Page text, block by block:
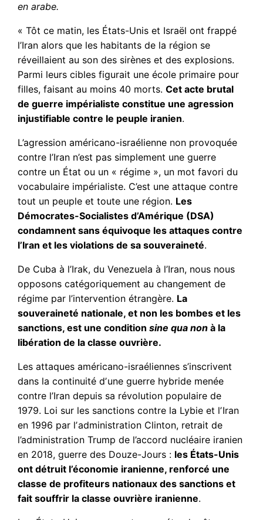
en arabe.
« Tôt ce matin, les États-Unis et Israël ont frappé
l’Iran alors que les habitants de la région se
réveillaient au son des sirènes et des explosions.
Parmi leurs cibles figurait une école primaire pour
filles, faisant au moins 40 morts.Cet acte brutal
de guerre impérialiste constitue une agression
injustifiable contre le peuple iranien.
L’agression américano-israélienne non provoquée
contre l’Iran n’est pas simplement une guerre
contre un État ou un « régime », un mot favori du
vocabulaire impérialiste. C’est une attaque contre
tout un peuple et toute une région. Les
Démocrates-Socialistes d’Amérique (DSA)
condamnent sans équivoque les attaques contre
l’Iran et les violations de sa souveraineté.
De Cuba à l’Irak, du Venezuela à l’Iran, nous nous
opposons catégoriquement au changement de
régime par l’intervention étrangère. La
souveraineté nationale, et non les bombes et les
sanctions, est une conditionsine qua non à la
libération de la classe ouvrière.
Les attaques américano-israéliennes s’inscrivent
dans la continuité dʼune guerre hybride menée
contre l’Iran depuis sa révolution populaire de
1979. Loi sur les sanctions contre la Lybie et lʼIran
en 1996 par lʼadministration Clinton, retrait de
l’administration Trump de l’accord nucléaire iranien
en 2018, guerre des Douze-Jours : les États-Unis
ont détruit l’économie iranienne, renforcé une
classe de profiteurs nationaux des sanctions et
fait souffrir la classe ouvrière iranienne.